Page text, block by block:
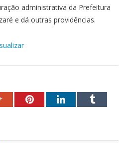
administrativa da Prefeitura
e dá outras providências.
Google+PinterestLinkedInTumblr